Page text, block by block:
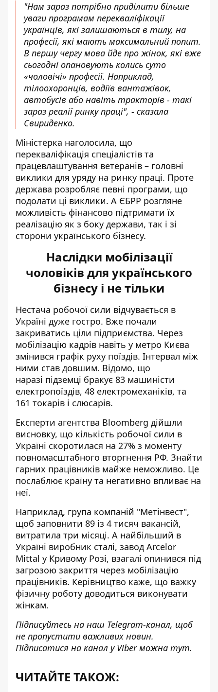
"Нам зараз потрібно приділити більше
уваги програмам перекваліфікації
українців, які залишаються в тилу, на
професії, які мають максимальний попит.
В першу чергу мова йде про жінок, які вже
сьогодні опановують колись суто
«чоловічі» професії. Наприклад,
тілоохоронців, водіїв вантажівок,
автобусів або навіть тракторів - такі
зараз реалії ринку праці", - сказала
Свириденко.
Міністерка наголосила, що
перекваліфікація спеціалістів та
працевлаштування ветеранів – головні
виклики для уряду на ринку праці. Проте
держава розробляє певні програми, що
подолати ці виклики. А ЄБРР розгляне
можливість фінансово підтримати їх
реалізацію як з боку держави, так і зі
сторони українського бізнесу.
Наслідки мобілізації
чоловіків для українського
бізнесу і не тільки
Нестача робочої сили відчувається в
Україні дуже гостро. Вже почали
закриватись ціли підприємства. Через
мобілізацію кадрів навіть у метро Києва
змінився графік руху поїздів. Інтервал між
ними став довшим. Відомо, що
наразі підземці бракує 83 машиністи
електропоїздів, 48 електромеханіків, та
161 токарів і слюсарів.
Експерти агентства Bloomberg дійшли
висновку, що кількість робочої сили в
Україні скоротилася на 27% з моменту
повномасштабного вторгнення РФ. Знайти
гарних працівників майже неможливо. Це
послаблює країну та негативно впливає на
неї.
Наприклад, група компаній "Метінвест",
щоб заповнити 89 із 4 тисяч вакансій,
витратила три місяці. А найбільший в
Україні виробник сталі, завод Arcelor
Mittal у Кривому Розі, взагалі опинився під
загрозою закриття через мобілізацію
працівників. Керівництво каже, що важку
фізичну роботу доводиться виконувати
жінкам.
Підписуйтесь на наш Telegram-канал, щоб
не пропустити важливих новин.
Підписатися на канал у Viber можна тут.
ЧИТАЙТЕ ТАКОЖ: